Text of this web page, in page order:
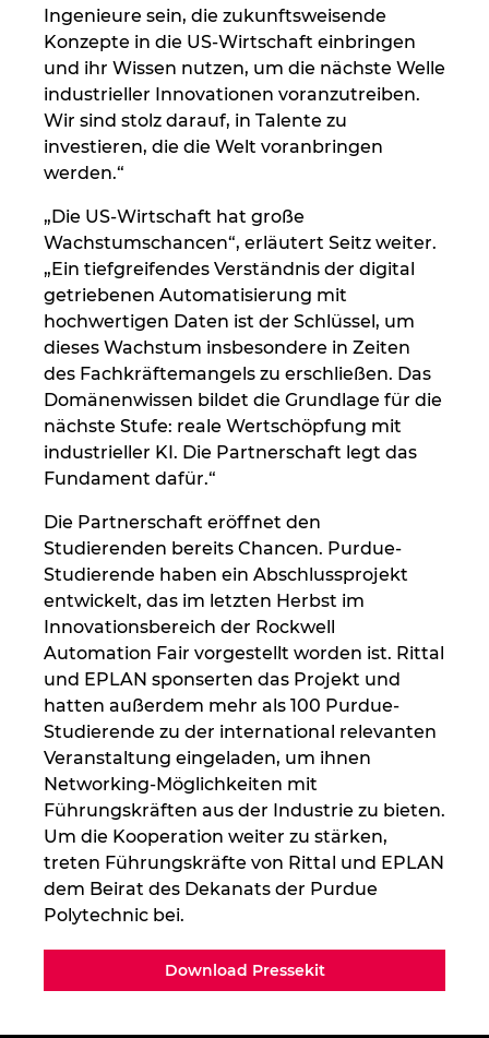
Ingenieure sein, die zukunftsweisende
Konzepte in die US-Wirtschaft einbringen
und ihr Wissen nutzen, um die nächste Welle
industrieller Innovationen voranzutreiben.
Wir sind stolz darauf, in Talente zu
investieren, die die Welt voranbringen
werden.“
„Die US-Wirtschaft hat große
Wachstumschancen“, erläutert Seitz weiter.
„Ein tiefgreifendes Verständnis der digital
getriebenen Automatisierung mit
hochwertigen Daten ist der Schlüssel, um
dieses Wachstum insbesondere in Zeiten
des Fachkräftemangels zu erschließen. Das
Domänenwissen bildet die Grundlage für die
nächste Stufe: reale Wertschöpfung mit
industrieller KI. Die Partnerschaft legt das
Fundament dafür.“
Die Partnerschaft eröffnet den
Studierenden bereits Chancen. Purdue-
Studierende haben ein Abschlussprojekt
entwickelt, das im letzten Herbst im
Innovationsbereich der Rockwell
Automation Fair vorgestellt worden ist. Rittal
und EPLAN sponserten das Projekt und
hatten außerdem mehr als 100 Purdue-
Studierende zu der international relevanten
Veranstaltung eingeladen, um ihnen
Networking-Möglichkeiten mit
Führungskräften aus der Industrie zu bieten.
Um die Kooperation weiter zu stärken,
treten Führungskräfte von Rittal und EPLAN
dem Beirat des Dekanats der Purdue
Polytechnic bei.
Download Pressekit